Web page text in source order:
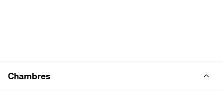
Chambres